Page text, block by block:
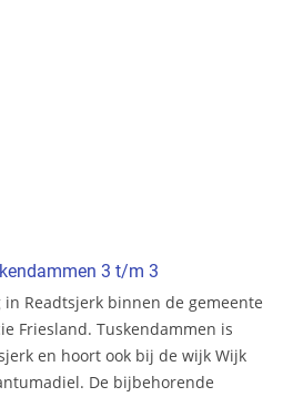
3 t/m 3
Readtsjerk binnen de gemeente
Friesland. Tuskendammen is
en hoort ook bij de wijk Wijk
De bijbehorende